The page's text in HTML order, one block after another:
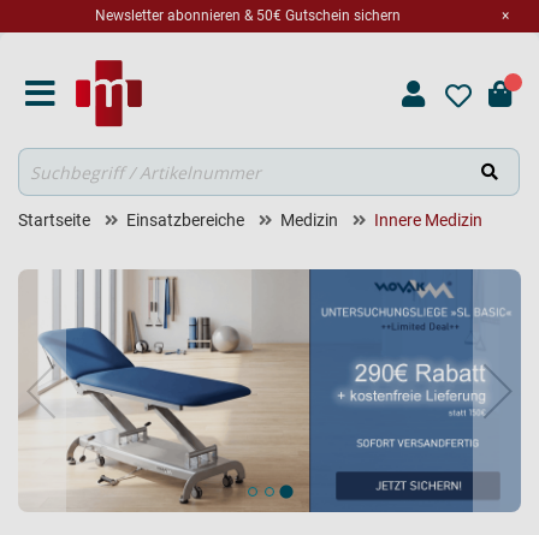
×
Newsletter abonnieren & 50€ Gutschein sichern
Suche
Startseite Einsatzbereiche Medizin Innere Medizin